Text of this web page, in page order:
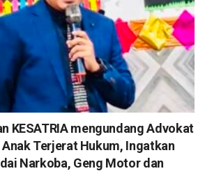
KESATRIA mengundang Advokat
Anak Terjerat Hukum, Ingatkan
Narkoba, Geng Motor dan